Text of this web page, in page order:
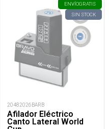
ENVÍOGRATIS
SIN STOCK
20482026BARB
Afilador Eléctrico
Canto Lateral World